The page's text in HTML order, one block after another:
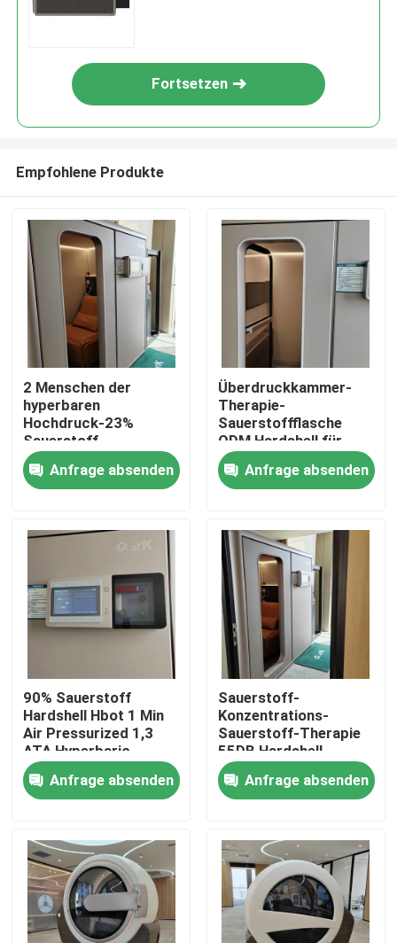
Haus
Produkte
Videos
Über uns
Qualitätskontrolle
Fordern Sie ein Zitat
Überdruckkammer BADEKURORT
Alternde RückÜberdruckkammer
Fortsetzen
Empfohlene Produkte
2 Menschen der
hyperbaren
Hochdruck-23%
Sauerstoff-
Konzentration
Hardshell Therapie-
Kammer-
Anfrage absenden
Überdruckkammer-
Therapie-
Sauerstoffflasche
ODM Hardshell für
Haushalts-Klinik
Anfrage absenden
90% Sauerstoff
Hardshell Hbot 1 Min
Air Pressurized 1,3
ATA Hyperbaric
Oxygen Room
Anfrage absenden
Sauerstoff-
Konzentrations-
Sauerstoff-Therapie
55DB Hardshell
Überdruckkammer-
23% für Athleten
Anfrage absenden